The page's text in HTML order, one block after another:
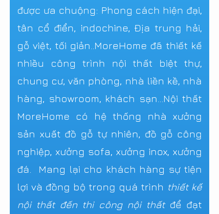
được ưa chuộng: Phong cách hiện đại,
tân cổ điển, indochine, Địa trung hải,
gỗ việt, tối giản..MoreHome đã thiết kế
nhiều công trình nội thất biệt thự,
chung cư, văn phòng, nhà liền kề, nhà
hàng, showroom, khách sạn...Nội thất
MoreHome có hệ thống nhà xưởng
sản xuất đồ gỗ tự nhiên, đồ gỗ công
nghiệp, xưởng sofa, xưởng inox, xưởng
đá. Mang lại cho khách hàng sự tiện
lợi và đồng bộ trong quá trình thiết kế
nội thất đến thi công nội thấtđể đạt